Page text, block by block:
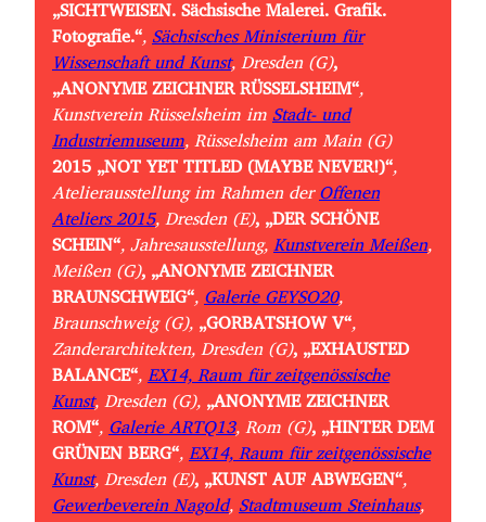
„SICHTWEISEN. Sächsische Malerei. Grafik.
Fotografie.“,Sächsisches Ministerium für
Wissenschaft und Kunst, Dresden (G),
„ANONYME ZEICHNER RÜSSELSHEIM“,
Kunstverein Rüsselsheim imStadt- und
Industriemuseum, Rüsselsheim am Main (G)
2015 „NOT YET TITLED (MAYBE NEVER!)“,
Atelierausstellung im Rahmen derOffenen
Ateliers 2015, Dresden (E), „DER SCHÖNE
SCHEIN“, Jahresausstellung,Kunstverein Meißen,
Meißen (G), „ANONYME ZEICHNER
BRAUNSCHWEIG“, Galerie GEYSO20,
Braunschweig (G), „GORBATSHOW V“,
Zanderarchitekten, Dresden (G), „EXHAUSTED
BALANCE“,EX14, Raum für zeitgenössische
Kunst, Dresden (G), „ANONYME ZEICHNER
ROM“, Galerie ARTQ13, Rom (G), „HINTER DEM
GRÜNEN BERG“,EX14, Raum für zeitgenössische
Kunst, Dresden (E), „KUNST AUF ABWEGEN“,
Gewerbeverein Nagold,Stadtmuseum Steinhaus,